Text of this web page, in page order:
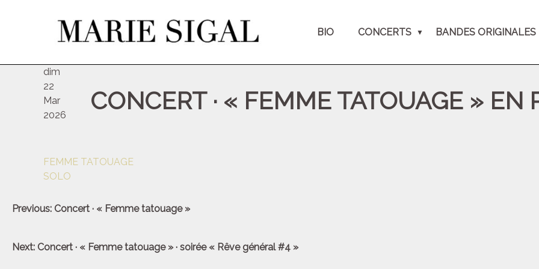
BIO CONCERTS BANDES ORIGINALES
dim
22
Mar
2026
CONCERT · « FEMME TATOUAGE » EN
FEMME TATOUAGE
SOLO
Navigation
l’article
Previous: Concert · « Femme tatouage »
Next: Concert · « Femme tatouage » · soirée « Rêve général #4 »